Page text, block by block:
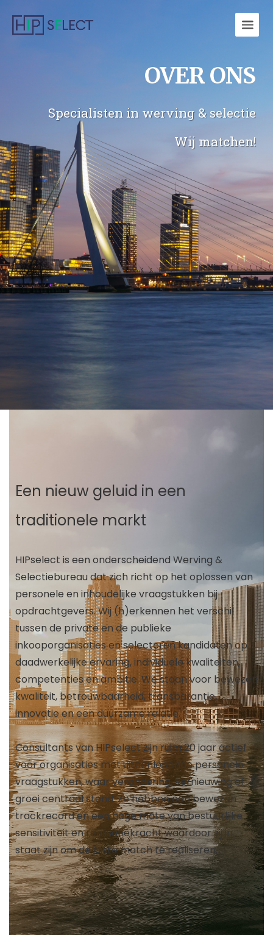
Specialisten in werving & selectie
Wij matchen!
OVER ONS
Een nieuw geluid in een
traditionele markt
HIPselect is een onderscheidend Werving &
Selectiebureau dat zich richt op het oplossen van
personele en inhoudelijke vraagstukken bij
opdrachtgevers. Wij (h)erkennen het verschil
tussen de private en de publieke
inkooporganisaties en selecteren kandidaten op
daadwerkelijke ervaring, individuele kwaliteiten,
competenties en ambitie. We staan voor bewezen
kwaliteit, betrouwbaarheid, transparantie,
innovatie en een duurzame relatie.
Consultants van HIPselect zijn ruim 20 jaar actief
voor organisaties met uiteenlopende personele
vraagstukken, waar verandering, vernieuwing of
groei centraal stond. Ze hebben een bewezen
trackrecord en een hoge mate van bestuurlijke
sensitiviteit en realisatiekracht waardoor zij in
staat zijn om de juiste match te realiseren.